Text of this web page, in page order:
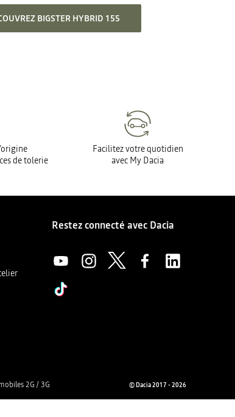
BIGSTER HYBRID 155
de tolerie
Facilitez votre quotidien
avec My Dacia
Restez connecté avec Dacia
2G / 3G © Dacia 2017 - 2026